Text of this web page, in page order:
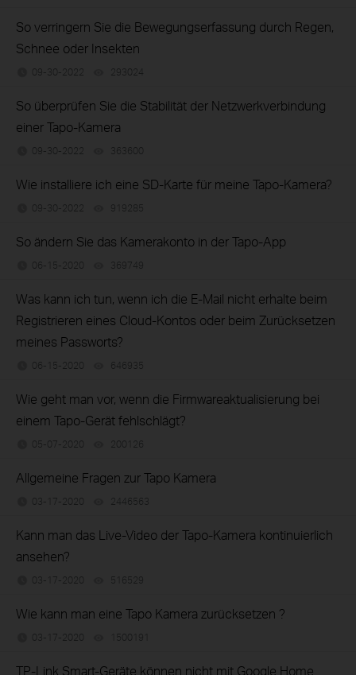
So verringern Sie die Bewegungserfassung durch Regen,
Schnee oder Insekten
09-30-2022 293024
So überprüfen Sie die Stabilität der Netzwerkverbindung
einer Tapo-Kamera
09-30-2022 363600
Wie installiere ich eine SD-Karte für meine Tapo-Kamera?
09-30-2022 919285
So ändern Sie das Kamerakonto in der Tapo-App
06-15-2020 369749
Was kann ich tun, wenn ich die E-Mail nicht erhalte beim
Registrieren eines Cloud-Kontos oder beim Zurücksetzen
meines Passworts?
06-15-2020 646935
Wie geht man vor, wenn die Firmwareaktualisierung bei
einem Tapo-Gerät fehlschlägt?
05-07-2020 200126
Allgemeine Fragen zur Tapo Kamera
03-17-2020 2446563
Kann man das Live-Video der Tapo-Kamera kontinuierlich
ansehen?
03-17-2020 516529
Wie kann man eine Tapo Kamera zurücksetzen ?
03-17-2020 1500191
TP-Link Smart-Geräte können nicht mit Google Home